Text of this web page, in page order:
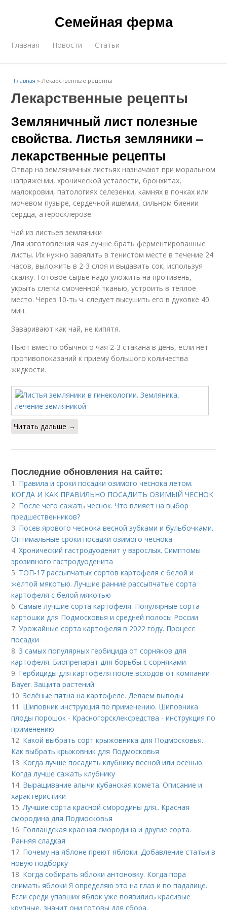
Семейная ферма
Главная Новости Статьи
Главная »Лекарственные рецепты
Лекарственные рецепты
Земляничный лист полезные
свойства. Листья земляники –
лекарственные рецепты
Отвар на земляничных листьях назначают при моральном
напряжении, хронической усталости, бронхитах,
малокровии, патологиях селезенки, камнях в почках или
мочевом пузыре, сердечной ишемии, сильном биении
сердца, атеросклерозе.
Чай из листьев земляники
Для изготовления чая лучше брать ферментированные
листы. Их нужно завялить в тенистом месте в течение 24
часов, выложить в 2-3 слоя и выдавить сок, используя
скалку. Готовое сырье надо уложить на противень,
укрыть слегка смоченной тканью, устроить в тёплое
место. Через 10-ть ч. следует высушить его в духовке 40
мин.
Заваривают как чай, не кипятя.
Пьют вместо обычного чая 2-3 стакана в день, если нет
противопоказаний к приему большого количества
жидкости.
Читать дальше →
Последние обновления на сайте:
1. Правила и сроки посадки озимого чеснока летом.
КОГДА И КАК ПРАВИЛЬНО ПОСАДИТЬ ОЗИМЫЙ ЧЕСНОК
2. После чего сажать чеснок. Что влияет на выбор
предшественников?
3. Посев ярового чеснока весной зубками и бульбочками.
Оптимальные сроки посадки озимого чеснока
4.Хронический гастродуоденит у взрослых. Симптомы
эрозивного гастродуоденита
5. ТОП-17 рассыпчатых сортов картофеля с белой и
желтой мякотью. Лучшие ранние рассыпчатые сорта
картофеля с белой мякотью
6.Самые лучшие сорта картофеля. Популярные сорта
картошки для Подмосковья и средней полосы России
7.Урожайные сорта картофеля в 2022 году. Процесс
посадки
8. 3 самых популярных гербицида от сорняков для
картофеля. Биопрепарат для борьбы с сорняками
9. Гербициды для картофеля после всходов от компании
Bayer. Защита растений
10.Зелёные пятна на картофеле. Делаем выводы
11. Шиповник инструкция по применению. Шиповника
плоды порошок - Красногорсклексредства - инструкция по
применению
12. Какой выбрать сорт крыжовника для Подмосковья.
Как выбрать крыжовник для Подмосковья
13. Когда лучше посадить клубнику весной или осенью.
Когда лучше сажать клубнику
14. Выращивание алычи кубанская комета. Описание и
характеристики
15.Лучшие сорта красной смородины для.. Красная
смородина для Подмосковья
16. Голландская красная смородина и другие сорта.
Ранняя сладкая
17. Почему на яблоне преют яблоки. Добавление статьи в
новую подборку
18. Когда собирать яблоки антоновку. Когда пора
снимать яблоки Я определяю это на глаз и по падалице.
Если среди упавших яблок уже появились красивые
крупные, значит они готовы для сбора.